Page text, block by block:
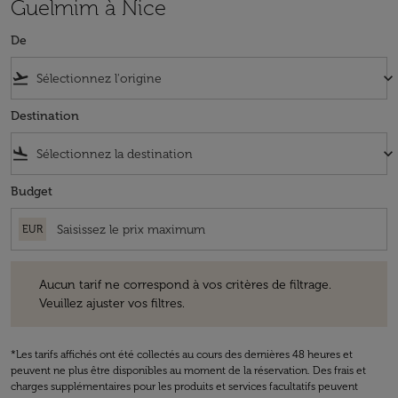
Guelmim à Nice
De
flight_takeoff keyboard_arrow_down
Destination
flight_land keyboard_arrow_down
Budget
EUR
Aucun tarif ne correspond à vos critères de filtrage.
Veuillez ajuster vos filtres.
*Les tarifs affichés ont été collectés au cours des dernières 48 heures et
peuvent ne plus être disponibles au moment de la réservation. Des frais et
charges supplémentaires pour les produits et services facultatifs peuvent